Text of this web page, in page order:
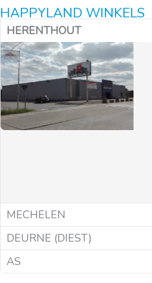
HAPPYLAND WINKELS
HERENTHOUT
MECHELEN
DEURNE (DIEST)
AS